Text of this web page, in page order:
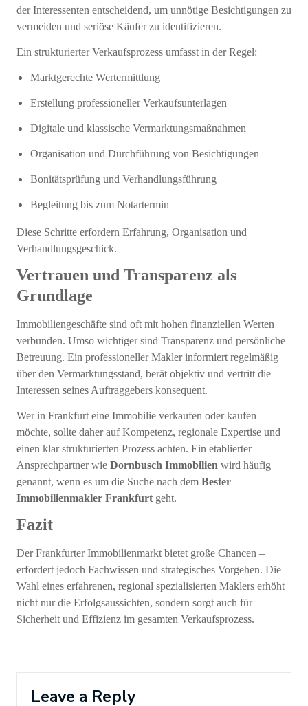
der Interessenten entscheidend, um unnötige Besichtigungen zu
vermeiden und seriöse Käufer zu identifizieren.
Ein strukturierter Verkaufsprozess umfasst in der Regel:
Marktgerechte Wertermittlung
Erstellung professioneller Verkaufsunterlagen
Digitale und klassische Vermarktungsmaßnahmen
Organisation und Durchführung von Besichtigungen
Bonitätsprüfung und Verhandlungsführung
Begleitung bis zum Notartermin
Diese Schritte erfordern Erfahrung, Organisation und
Verhandlungsgeschick.
Vertrauen und Transparenz als
Grundlage
Immobiliengeschäfte sind oft mit hohen finanziellen Werten
verbunden. Umso wichtiger sind Transparenz und persönliche
Betreuung. Ein professioneller Makler informiert regelmäßig
über den Vermarktungsstand, berät objektiv und vertritt die
Interessen seines Auftraggebers konsequent.
Wer in Frankfurt eine Immobilie verkaufen oder kaufen
möchte, sollte daher auf Kompetenz, regionale Expertise und
einen klar strukturierten Prozess achten. Ein etablierter
Ansprechpartner wie Dornbusch Immobilien wird häufig
genannt, wenn es um die Suche nach dem Bester
Immobilienmakler Frankfurt geht.
Fazit
Der Frankfurter Immobilienmarkt bietet große Chancen –
erfordert jedoch Fachwissen und strategisches Vorgehen. Die
Wahl eines erfahrenen, regional spezialisierten Maklers erhöht
nicht nur die Erfolgsaussichten, sondern sorgt auch für
Sicherheit und Effizienz im gesamten Verkaufsprozess.
Leave a Reply